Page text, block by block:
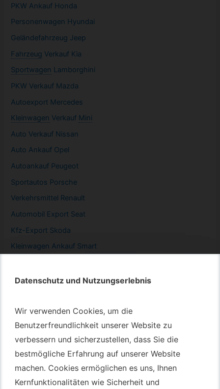
Datenschutz und Nutzungserlebnis
Wir verwenden Cookies, um die
Benutzerfreundlichkeit unserer Website zu
verbessern und sicherzustellen, dass Sie die
bestmögliche Erfahrung auf unserer Website
machen. Cookies ermöglichen es uns, Ihnen
Kernfunktionalitäten wie Sicherheit und
Datenschutz und Nutzungserlebnis
Wir verwenden Cookies, um die
Benutzerfreundlichkeit unserer Website zu
verbessern und sicherzustellen, dass Sie die
bestmögliche Erfahrung auf unserer Website
machen. Cookies ermöglichen es uns, Ihnen
Kernfunktionalitäten wie Sicherheit und
PKW Ankauf Honda
Personenwagen Hyundai
Geländefahrzeug Jeep
Fahrzeug Verkauf Kia
Sportwagen Lamborghini
PKW Verkauf Mazda
Autoexport Mercedes
Kleinwagen Verkauf Mini
Auto Verkauf Nissan
Auto Ankauf Opel
Autoankauf Peugeot
Sportautos Porsche
Verkehrsmittel Renault
Automobil Export Seat
Kfz-Export Skoda
Kleinwagen Ankauf Smart
Autotransport Bochum
Autotransport Düsseldorf
Autotransport Essen
Autoexport Gelsenkirchen